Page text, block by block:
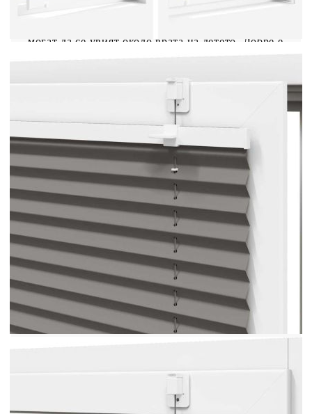
да я използвате във всекидневната, спалнята,
офиса и т.н. Внимание: Дръжте кабелите на
могат да се увият около врата на детето. Добре е
приятелски съвет: платът е малко по-тесен от
сигурни, че новите ви щори осигуряват пълно
покритие, просто добавете 0,6 см към ширината
на прозоречното стъкло, когато изчислявате
какво да поръчате.
Цвят: Антрацит
Материал: 100% полиестер
Обща височина: 200 см
Обща ширина: 120 см
Широчина на плата: 119,4 cm (допустимо
отклонение ± 2 mm)
С разлика: 0,6 см
Диапазон на дебелината на рамката на
прозореца: 0,5-2,3 см
Включени са монтажни аксесоари